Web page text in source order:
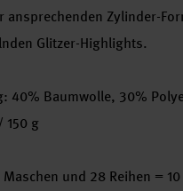
ansprechenden Zylinder-
Glitzer-Highlights.
40% Baumwolle, 30%
150 g
und 28 Reihen = 10